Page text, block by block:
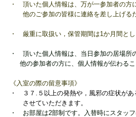
・ 頂いた個人情報は、万が一参加者の方に
他のご参加の皆様に連絡を差し上げる
・ 厳重に取扱い，保管期間は1か月間とし
・ 頂いた個人情報は、当日参加の居場所
他の参加者の方に、個人情報が伝わるこ
《入室の際の留意事項》
・ ３７.５以上の発熱や，風邪の症状があ
させていただきます。
・ お部屋は2部制です。入替時にスタッフ